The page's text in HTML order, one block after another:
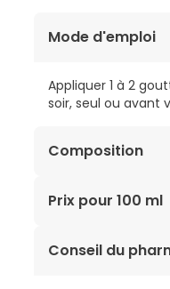
Mode d'emploi
Appliquer 1 à 2
soir, seul ou avant
Composition
AVENE THERMAL
Prix pour 100 ml
107,30€ / 100 ml
Conseil du